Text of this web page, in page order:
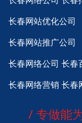
长春网站优化公司
长春网站推广公司
长春网络公司 长春
长春网络营销 长春
/ 专做能